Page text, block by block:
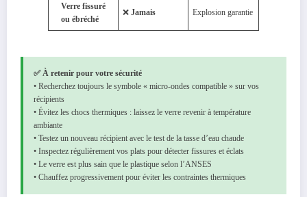
Verre fissuré
ou ébréché
❌ Jamais Explosion garantie
✅ À retenir pour votre sécurité
• Recherchez toujours le symbole « micro-ondes compatible » sur vos
récipients
• Évitez les chocs thermiques : laissez le verre revenir à température
ambiante
• Testez un nouveau récipient avec le test de la tasse d’eau chaude
• Inspectez régulièrement vos plats pour détecter fissures et éclats
• Le verre est plus sain que le plastique selon l’ANSES
• Chauffez progressivement pour éviter les contraintes thermiques